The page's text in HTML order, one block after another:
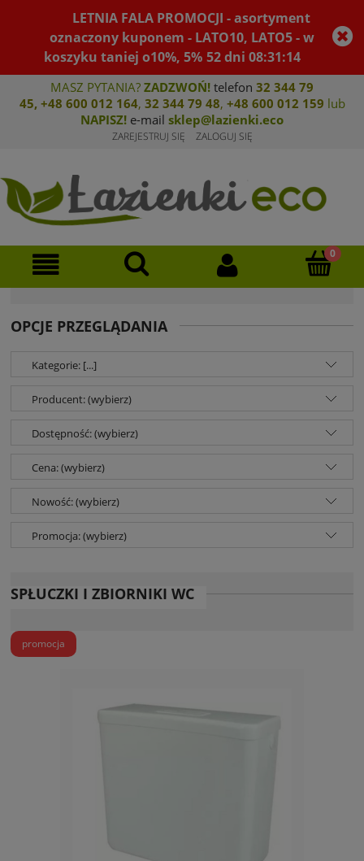
LETNIA FALA PROMOCJI - asortyment
oznaczony kuponem - LATO10, LATO5 - w
koszyku taniej o10%, 5% 52dni08:31:13
MASZ PYTANIA? ZADZWOŃ! telefon 32 344 79
45, +48 600 012 164, 32 344 79 48, +48 600 012 159 lub
NAPISZ! e-mail sklep@lazienki.eco
ZAREJESTRUJ SIĘ ZALOGUJ SIĘ
OPCJE PRZEGLĄDANIA
Kategorie: [...]
Producent: (wybierz)
Dostępność: (wybierz)
Cena: (wybierz)
Nowość: (wybierz)
Promocja: (wybierz)
SPŁUCZKI I ZBIORNIKI WC
promocja